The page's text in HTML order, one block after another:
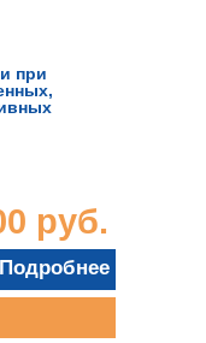
при
руб.
Подробнее